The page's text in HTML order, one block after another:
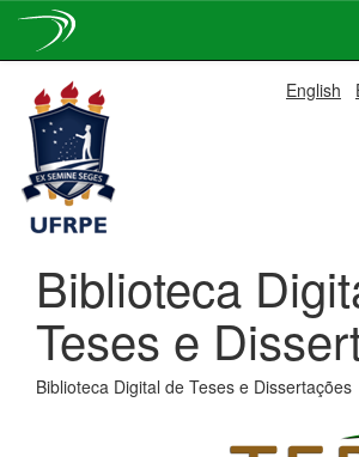
navigation
English
Biblioteca
Teses e
Biblioteca Digital de Teses e Dissertações